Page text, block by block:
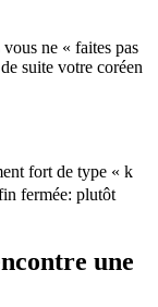
ne « faites pas
suite votre coréen
fort de type « k
fermée: plutôt
une